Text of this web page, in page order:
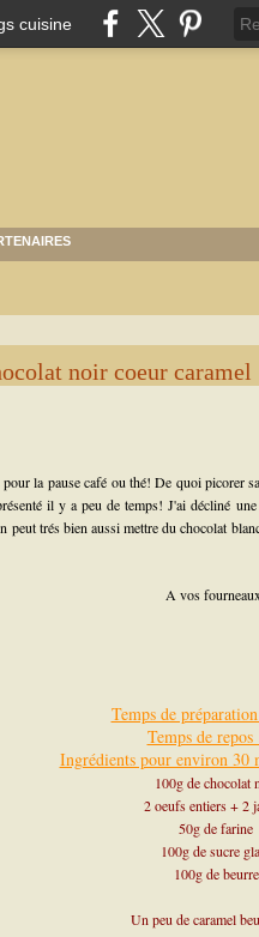
cuisine
noir coeur caramel
pour la pause café ou thé! De quoi picorer
il y a peu de temps! J'ai décliné
peut trés bien aussi mettre du chocolat
A vos
Temps de
Temps de
Ingrédients pour environ 30
100g de chocolat
2 oeufs entiers + 2
50g de farine
100g de sucre
100g de beurre
Un peu de caramel